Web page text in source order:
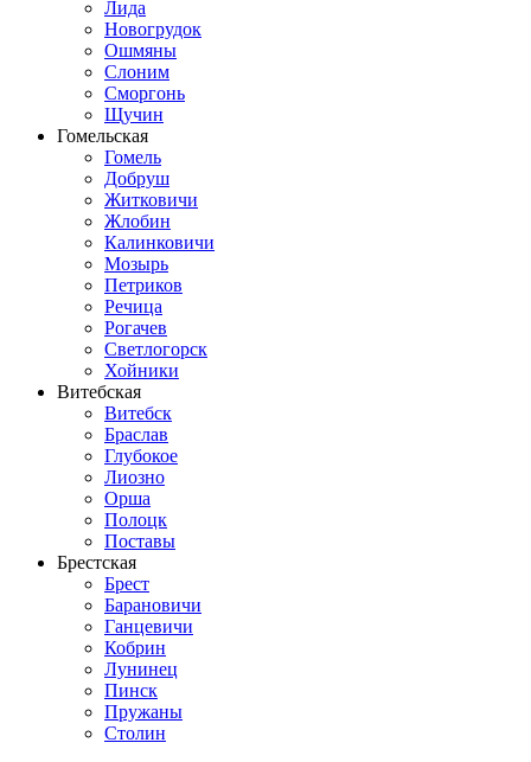
Лида
Новогрудок
Ошмяны
Слоним
Сморгонь
Щучин
Гомельская
Гомель
Добруш
Житковичи
Жлобин
Калинковичи
Мозырь
Петриков
Речица
Рогачев
Светлогорск
Хойники
Витебская
Витебск
Браслав
Глубокое
Лиозно
Орша
Полоцк
Поставы
Брестская
Брест
Барановичи
Ганцевичи
Кобрин
Лунинец
Пинск
Пружаны
Столин